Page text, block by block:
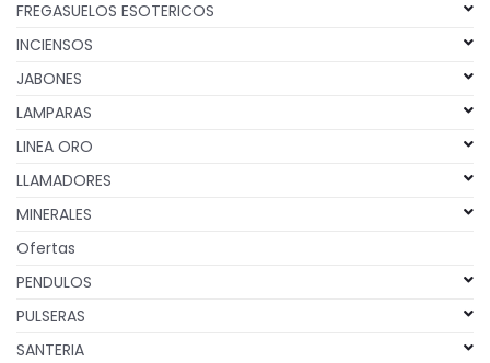
FREGASUELOS ESOTERICOS
INCIENSOS
JABONES
LAMPARAS
LINEA ORO
LLAMADORES
MINERALES
Ofertas
PENDULOS
PULSERAS
SANTERIA